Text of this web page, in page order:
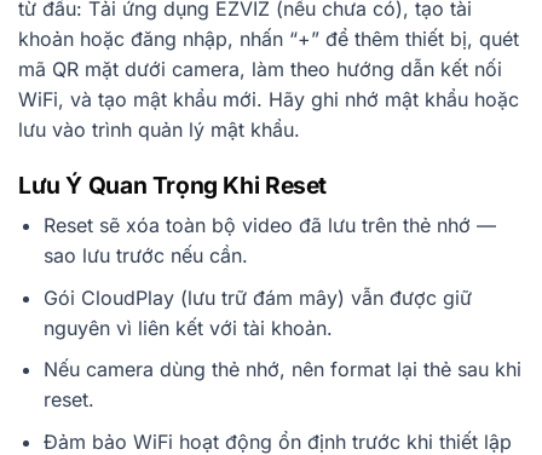
từ đầu: Tải ứng dụng EZVIZ (nếu chưa có), tạo tài
khoản hoặc đăng nhập, nhấn “+” để thêm thiết bị, quét
mã QR mặt dưới camera, làm theo hướng dẫn kết nối
WiFi, và tạo mật khẩu mới. Hãy ghi nhớ mật khẩu hoặc
lưu vào trình quản lý mật khẩu.
Lưu Ý Quan Trọng Khi Reset
Reset sẽ xóa toàn bộ video đã lưu trên thẻ nhớ —
sao lưu trước nếu cần.
Gói CloudPlay (lưu trữ đám mây) vẫn được giữ
nguyên vì liên kết với tài khoản.
Nếu camera dùng thẻ nhớ, nên format lại thẻ sau khi
reset.
Đảm bảo WiFi hoạt động ổn định trước khi thiết lập